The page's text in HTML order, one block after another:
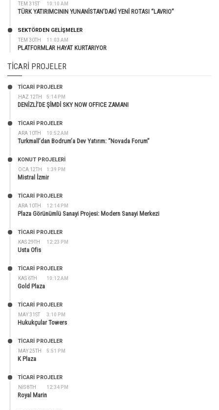
TEM 31ST 10:10 AM
TÜRK YATIRIMCININ YUNANİSTAN’DAKİ YENİ ROTASI “LAVRIO”
TEM 30TH 11:03 AM
SEKTÖRDEN GELIŞMELER
PLATFORMLAR HAYAT KURTARIYOR
TICARI PROJELER
HAZ 12TH 5:14 PM
TİCARİ PROJELER
DENİZLİ’DE ŞİMDİ SKY NOW OFFICE ZAMANI
ARA 10TH 10:52 AM
TİCARİ PROJELER
Turkmall’dan Bodrum’a Dev Yatırım: “Novada Forum”
OCA 12TH 1:39 PM
KONUT PROJELERI
Mistral İzmir
ARA 10TH 12:14 PM
TİCARİ PROJELER
Plaza Görünümlü Sanayi Projesi: Modern Sanayi Merkezi
KAS 29TH 12:23 PM
TİCARİ PROJELER
Usta Ofis
KAS 6TH 10:12 AM
TİCARİ PROJELER
Gold Plaza
MAY 31ST 3:10 PM
TİCARİ PROJELER
Hukukçular Towers
MAY 25TH 5:51 PM
TİCARİ PROJELER
K Plaza
NIS 8TH 12:34 PM
TİCARİ PROJELER
Royal Marin